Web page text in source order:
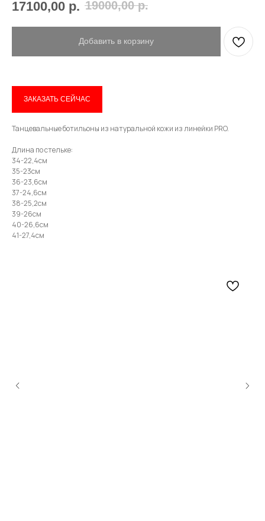
Имя
Нажимая на кнопку, вы даете согласие на обработку своих
персональных данных согласно 152-ФЗ.
17100,00 р. 19000,00 р.
Добавить в корзину
ЗАКАЗАТЬ СЕЙЧАС
Танцевальные ботильоны из натуральной кожи из линейки PRO.
Длина по стельке:
34-22,4см
35-23см
36-23,6см
37-24,6см
38-25,2см
39-26см
40-26,6см
41-27,4см